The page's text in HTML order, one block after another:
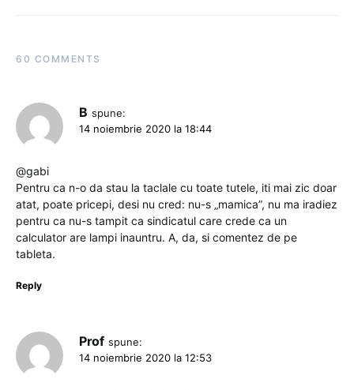
60 COMMENTS
B spune:
14 noiembrie 2020 la 18:44
@gabi
Pentru ca n-o da stau la taclale cu toate tutele, iti mai zic doar
atat, poate pricepi, desi nu cred: nu-s „mamica”, nu ma iradiez
pentru ca nu-s tampit ca sindicatul care crede ca un
calculator are lampi inauntru. A, da, si comentez de pe
tableta.
Reply
Prof spune:
14 noiembrie 2020 la 12:53